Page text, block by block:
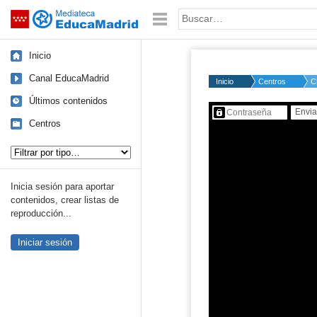
Saltar navegación Palabra o frase:
Inicio
Canal EducaMadrid
Últimos contenidos
Centros
Inicia sesión para aportar
contenidos, crear listas de
reproducción...
Iniciar sesión
Inicio Centros
Contenido protegido…